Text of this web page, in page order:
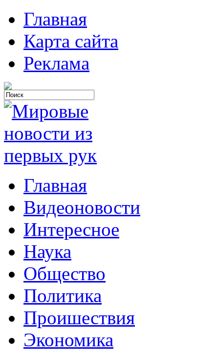
Главная
Карта сайта
Реклама
Главная
Видеоновости
Интересное
Наука
Общество
Политика
Проишествия
Экономика